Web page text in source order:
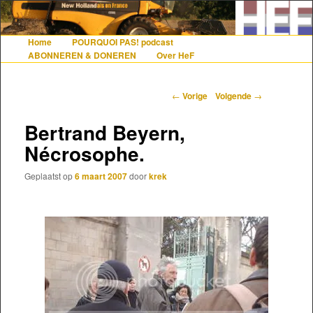
De gezelligste website voor Nederlanders die iets met Frankrijk hebben
HoofdmenuSpring naar de primaire inhoud
Spring naar de secundaire inhoud
Home
POURQUOI PAS! podcast
ABONNEREN & DONEREN
Over HeF
Berichtnavigatie
← Vorige Volgende →
Bertrand Beyern,
Nécrosophe.
Geplaatst op6 maart 2007doorkrek